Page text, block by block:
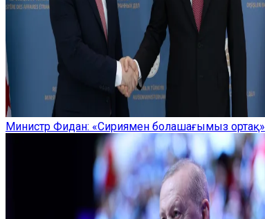
Министр Фидан: «Сириямен болашағымыз ортақ»